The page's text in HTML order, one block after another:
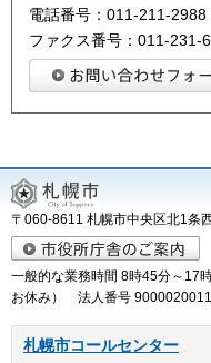
電話番号：011-211-2988
ファクス番号：011-231-
〒060-8611 札幌市中央区北1
一般的な業務時間 8時45分～17
お休み） 法人番号
札幌市コールセンター